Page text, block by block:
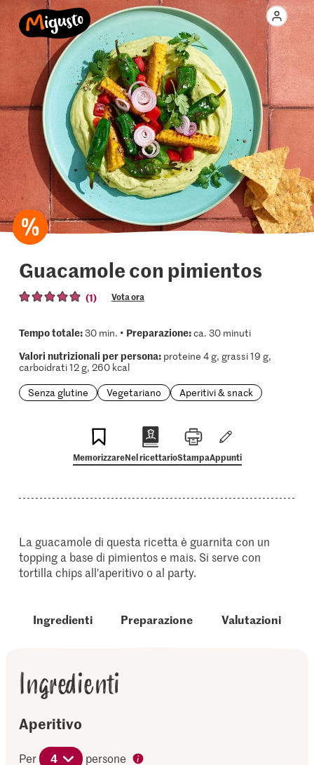
Guacamole con pimientos
(1) Vota ora
Tempo totale:30 min. • Preparazione:ca. 30 minuti
Valori nutrizionali per persona:proteine 4 g, grassi 19 g,
carboidrati 12 g, 260 kcal
Senza glutine
Vegetariano Aperitivi & snack
MemorizzareNel ricettarioStampaAppunti
La guacamole di questa ricetta è guarnita con un
topping a base di pimientos e mais. Si serve con
tortilla chips all'aperitivo o al party.
Ingredienti Preparazione Valutazioni
Ingredienti
Aperitivo
Per 4 persone